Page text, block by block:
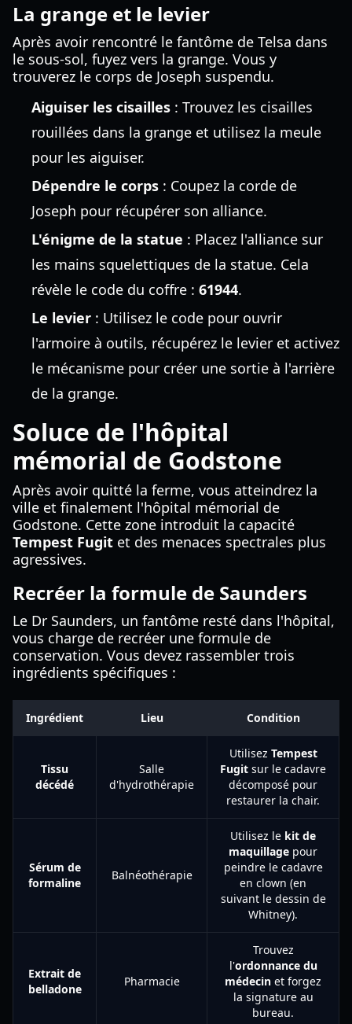
La grange et le levier
Après avoir rencontré le fantôme de Telsa dans
le sous-sol, fuyez vers la grange. Vous y
trouverez le corps de Joseph suspendu.
Aiguiser les cisailles : Trouvez les cisailles
rouillées dans la grange et utilisez la meule
pour les aiguiser.
Dépendre le corps : Coupez la corde de
Joseph pour récupérer son alliance.
L'énigme de la statue : Placez l'alliance sur
les mains squelettiques de la statue. Cela
révèle le code du coffre : 61944.
Le levier : Utilisez le code pour ouvrir
l'armoire à outils, récupérez le levier et activez
le mécanisme pour créer une sortie à l'arrière
de la grange.
Soluce de l'hôpital
mémorial de Godstone
Après avoir quitté la ferme, vous atteindrez la
ville et finalement l'hôpital mémorial de
Godstone. Cette zone introduit la capacité
Tempest Fugit et des menaces spectrales plus
agressives.
Recréer la formule de Saunders
Le Dr Saunders, un fantôme resté dans l'hôpital,
vous charge de recréer une formule de
conservation. Vous devez rassembler trois
ingrédients spécifiques :
Ingrédient Lieu Condition
Tissu
décédé
Salle
d'hydrothérapie
Utilisez Tempest
Fugit sur le cadavre
décomposé pour
restaurer la chair.
Sérum de
formaline
Balnéothérapie
Utilisez le kit de
maquillage pour
peindre le cadavre
en clown (en
suivant le dessin de
Whitney).
Extrait de
belladone
Pharmacie
Trouvez
l'ordonnance du
médecin et forgez
la signature au
bureau.